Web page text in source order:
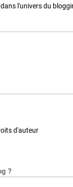
l'univers du
d'auteur
?